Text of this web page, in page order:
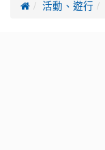
 活動、遊行